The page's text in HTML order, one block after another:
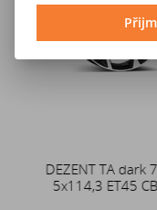
DEZENT TA dark
5x114,3 ET45